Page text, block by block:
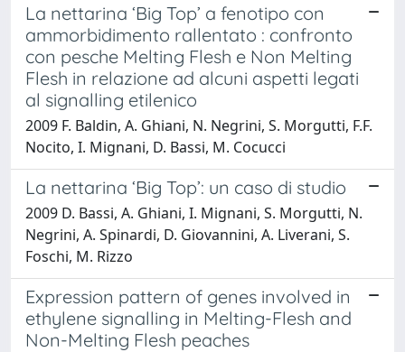
La nettarina ‘Big Top’ a fenotipo con
ammorbidimento rallentato : confronto
con pesche Melting Flesh e Non Melting
Flesh in relazione ad alcuni aspetti legati
al signalling etilenico
2009 F. Baldin, A. Ghiani, N. Negrini, S. Morgutti, F.F.
Nocito, I. Mignani, D. Bassi, M. Cocucci
La nettarina ‘Big Top’: un caso di studio
2009 D. Bassi, A. Ghiani, I. Mignani, S. Morgutti, N.
Negrini, A. Spinardi, D. Giovannini, A. Liverani, S.
Foschi, M. Rizzo
Expression pattern of genes involved in
ethylene signalling in Melting-Flesh and
Non-Melting Flesh peaches